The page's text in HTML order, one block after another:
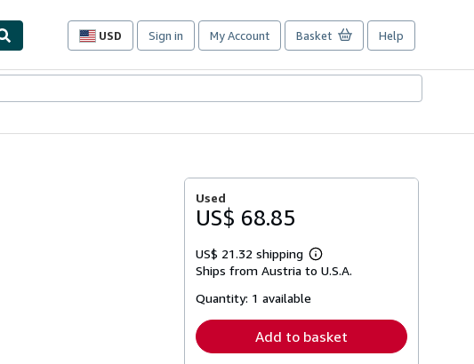
USD
Site
preferences
Sign in My Account Basket Help
Used
US$ 68.85
US$ 21.32 shipping
Learn
more
Ships from Austria to U.S.A.
Quantity: 1 available
Add to basket